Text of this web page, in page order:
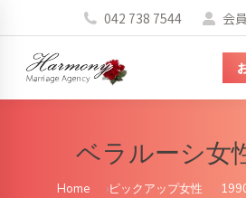
042 738 7544 会
ベラルーシ女
You are here:
Home ピックアップ女性